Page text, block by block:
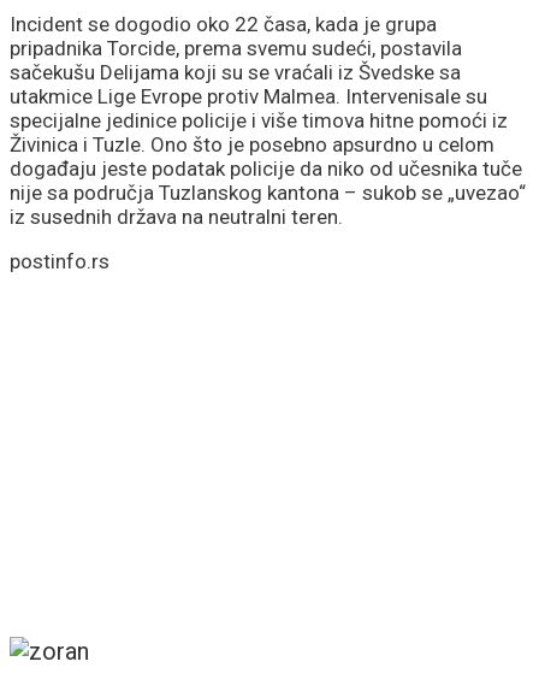
Incident se dogodio oko 22 časa, kada je grupa
pripadnika Torcide, prema svemu sudeći, postavila
sačekušu Delijama koji su se vraćali iz Švedske sa
utakmice Lige Evrope protiv Malmea. Intervenisale su
specijalne jedinice policije i više timova hitne pomoći iz
Živinica i Tuzle. Ono što je posebno apsurdno u celom
događaju jeste podatak policije da niko od učesnika tuče
nije sa područja Tuzlanskog kantona – sukob se „uvezao“
iz susednih država na neutralni teren.
postinfo.rs